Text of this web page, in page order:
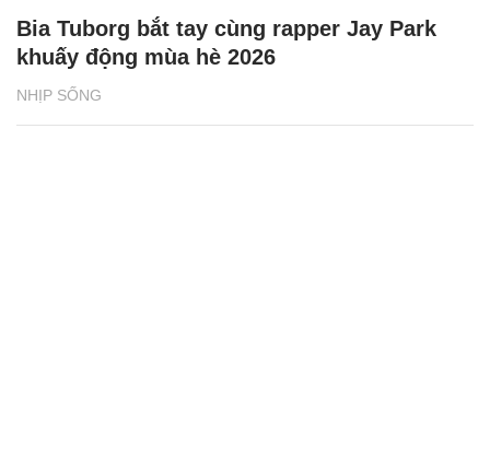
NHỊP SỐNG
Bia Tuborg bắt tay cùng rapper Jay Park
khuấy động mùa hè 2026